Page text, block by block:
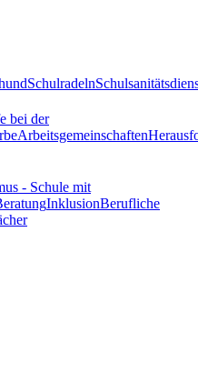
Schulradeln
bei der
Arbeitsgemeinschaften
- Schule mit
InklusionBerufliche